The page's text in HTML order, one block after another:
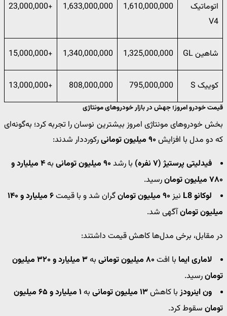
اتوماتیک
V4
1,610,000,000
1,633,000,000
+23,000,000
شاهین GL 1,325,000,000
1,340,000,000
+15,000,000
کوییک S 795,000,000
808,000,000
+13,000,000
قیمت خودرو امروز؛ جهش در بازار خودروهای مونتاژی
بخش خودروهای مونتاژی امروز بیشترین نوسان را تجربه کرد؛ به‌گونه‌ای
که دو مدل با افزایش۹۰ میلیون تومانی
رکورددار شدند:
فیدلیتی پرستیژ (۷ نفره)
با رشد۹۰ میلیون تومانی به
۴ میلیارد و
۷۸۰ میلیون تومان
رسید.
لوکانو L8
نیز۹۰ میلیون تومان گران شد و با قیمت
۶ میلیارد و ۱۴۰
میلیون تومانآگهی شد.
در مقابل، برخی مدل‌ها کاهش قیمت داشتند:
لاماری ایما با افت۸۰ میلیون تومانی به
۳ میلیارد و ۳۲۰ میلیون
تومانرسید.
ون اینرودزبا کاهش۱۳ میلیون تومانی به
۱ میلیارد و ۶۵ میلیون
تومان سقوط کرد.